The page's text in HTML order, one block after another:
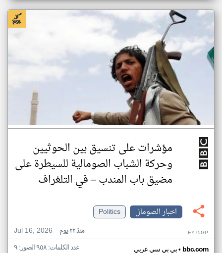
مؤشرات على تنسيق بين الحوثيين
وحركة الشباب الصومالية للسيطرة على
مضيق باب المندب – في التلغراف
اخبار الصومال
Politics
Jul 16, 2026
منذ ٢٢ يوم EY75GP
بي بي سي عربي• bbc.com عدد الكلمات: ٩٥٨ الصور: ٩